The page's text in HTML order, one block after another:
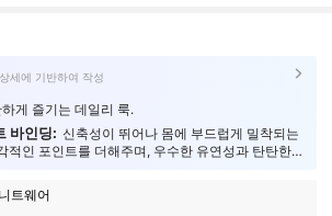
상세에 기반하여 작성
게 즐기는 데일리 룩.
바인딩: 신축성이 뛰어나 몸에 부드럽게 밀착되는
적인 포인트를 더해주며, 우수한 유연성과 탄탄한
니트웨어